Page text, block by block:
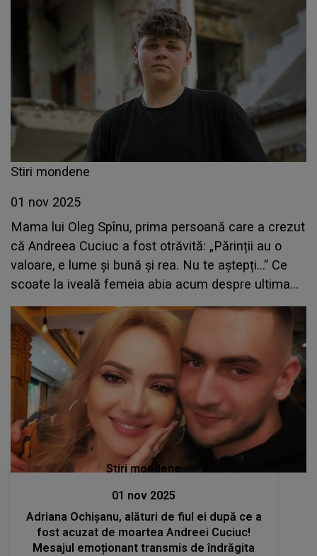
Stiri mondene
01 nov 2025
Mama lui Oleg Spînu, prima persoană care a crezut
că Andreea Cuciuc a fost otrăvită: „Părinții au o
valoare, e lume și bună și rea. Nu te aștepți...” Ce
scoate la iveală femeia abia acum despre ultima
seară din viața fiicei lui Igor Cuciuc?
Stiri mondene
01 nov 2025
Adriana Ochișanu, alături de fiul ei după ce a
fost acuzat de moartea Andreei Cuciuc!
Mesajul emoționant transmis de îndrăgita